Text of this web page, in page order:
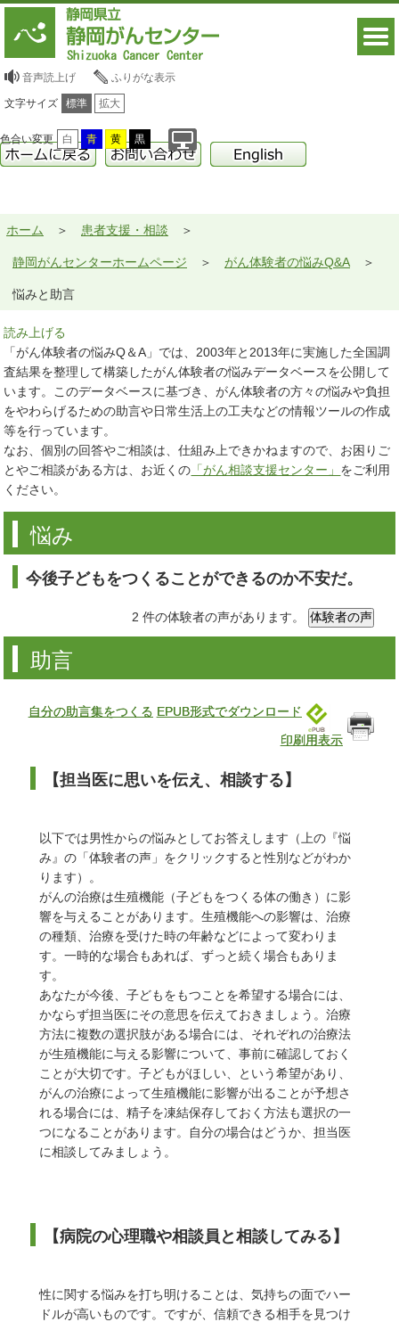
音声読上げ ふりがな表示
文字サイズ 標準 拡大
色合い変更 白 青 黄 黒
ホーム 患者支援・相談
静岡がんセンターホームページ がん体験者の悩みQ&A
悩みと助言
読み上げる
「がん体験者の悩みQ＆A」では、2003年と2013年に実施した全国調
査結果を整理して構築したがん体験者の悩みデータベースを公開して
います。このデータベースに基づき、がん体験者の方々の悩みや負担
をやわらげるための助言や日常生活上の工夫などの情報ツールの作成
等を行っています。
なお、個別の回答やご相談は、仕組み上できかねますので、お困りご
とやご相談がある方は、お近くの 「がん相談支援センター」 をご利用
ください。
悩み
今後子どもをつくることができるのか不安だ。
2 件の体験者の声があります。
助言
自分の助言集をつくる EPUB形式でダウンロード
印刷用表示
【担当医に思いを伝え、相談する】
以下では男性からの悩みとしてお答えします（上の『悩
み』の「体験者の声」をクリックすると性別などがわか
ります）。
がんの治療は生殖機能（子どもをつくる体の働き）に影
響を与えることがあります。生殖機能への影響は、治療
の種類、治療を受けた時の年齢などによって変わりま
す。一時的な場合もあれば、ずっと続く場合もありま
す。
あなたが今後、子どもをもつことを希望する場合には、
かならず担当医にその意思を伝えておきましょう。治療
方法に複数の選択肢がある場合には、それぞれの治療法
が生殖機能に与える影響について、事前に確認しておく
ことが大切です。子どもがほしい、という希望があり、
がんの治療によって生殖機能に影響が出ることが予想さ
れる場合には、精子を凍結保存しておく方法も選択の一
つになることがあります。自分の場合はどうか、担当医
に相談してみましょう。
【病院の心理職や相談員と相談してみる】
性に関する悩みを打ち明けることは、気持ちの面でハー
ドルが高いものです。ですが、信頼できる相手を見つけ